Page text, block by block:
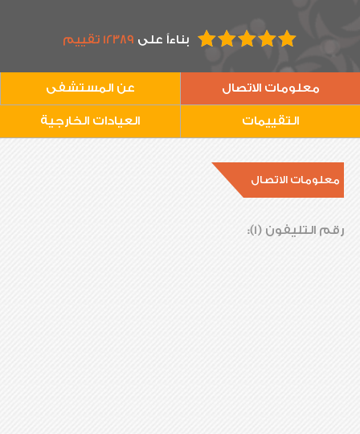
بناءاً على 12389 تقييم
معلومات الاتصال عن المستشفى
التقييمات العيادات الخارجية
معلومات الاتصال
رقم التليفون (1):